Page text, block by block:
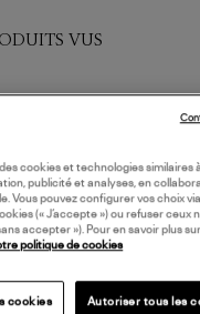
VUS
cookies et technologies similaires
publicité et analyses, en
Vous pouvez configurer vos choix
(« J’accepte ») ou refuser ceux
accepter »). Pour en savoir plus
politique de cookies
cookies Autoriser tous les